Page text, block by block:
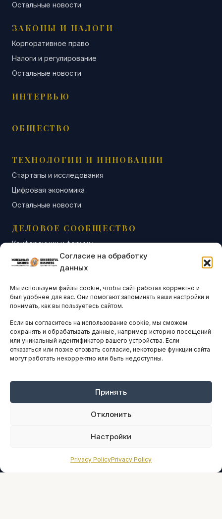
Согласие на обработку
данных
Мы используем файлы cookie, чтобы сайт работал корректно и
был удобнее для вас. Они помогают запоминать ваши настройки и
понимать, как вы пользуетесь сайтом.
Если вы согласитесь на использование cookie, мы сможем
сохранять и обрабатывать данные, например историю посещений
или уникальный идентификатор вашего устройства. Если
отказаться или позже отозвать согласие, некоторые функции сайта
могут работать некорректно или быть недоступны.
Принять
Отклонить
Настройки
Privacy PolicyPrivacy Policy
Остальные новости
ЗАКОНЫ И НАЛОГИ
Корпоративное право
Налоги и регулирование
Остальные новости
ИНТЕРВЬЮ
ОБЩЕСТВО
ТЕХНОЛОГИИ И ИННОВАЦИИ
Стартапы и исследования
Цифровая экономика
Остальные новости
ДЕЛОВОЕ СООБЩЕСТВО
Конференции и форумы
Бизнес-клубы и ассоциации
Остальные новости
АНАЛИТИКА И СТАТИСТИКА
ARTICLES IN ENGLISH
НАВИГАЦИЯ
Оплата онлайн